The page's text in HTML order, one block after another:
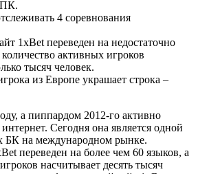
ПК.
4 соревнования
1xBet переведен на недостаточно
активных игроков
тысяч человек.
из Европе украшает строка –
а пиппардом 2012-го активно
Сегодня она является одной
БК на международном рынке.
переведен на более чем 60 языков, а
насчитывает десять тысяч